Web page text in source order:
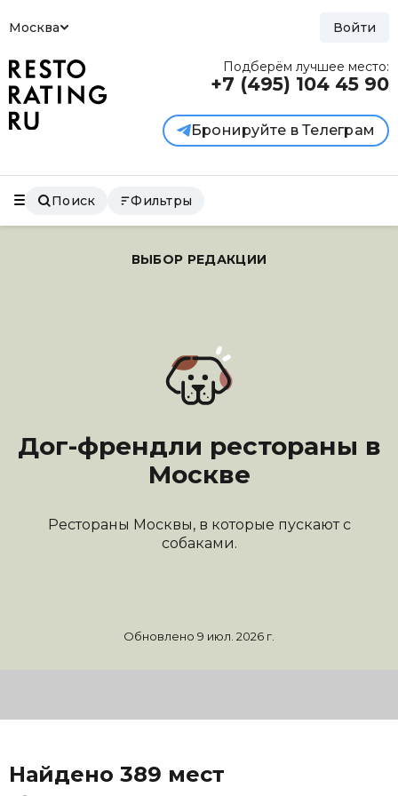
Москва Войти
Подберём лучшее место:
+7 (495) 104 45 90
Бронируйте в Телеграм
Поиск Фильтры
ВЫБОР РЕДАКЦИИ
Дог-френдли рестораны в
Москве
Рестораны Москвы, в которые пускают с
собаками.
Обновлено 9 июл. 2026 г.
Найдено 389 мест